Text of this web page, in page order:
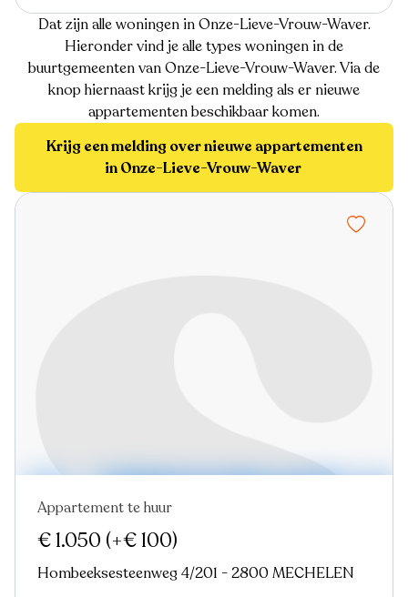
Dat zijn alle woningen in Onze-Lieve-Vrouw-Waver.
Hieronder vind je alle types woningen in de
buurtgemeenten van Onze-Lieve-Vrouw-Waver. Via de
knop hiernaast krijg je een melding als er nieuwe
appartementen beschikbaar komen.
Krijg een melding over nieuwe appartementen
in Onze-Lieve-Vrouw-Waver
Nieuw
Appartement te huur
€ 1.050 (+€ 100)
Hombeeksesteenweg 4/201 - 2800 MECHELEN